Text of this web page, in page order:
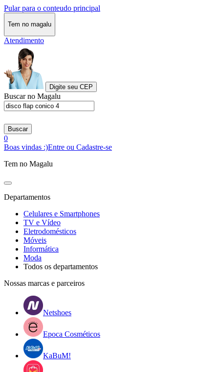
Pular para o conteudo principal
Tem no magalu
Atendimento
Digite seu CEP
Buscar no Magalu
Buscar
0
Boas vindas :)Entre ou Cadastre-se
Tem no Magalu
Departamentos
Celulares e Smartphones
TV e Vídeo
Eletrodomésticos
Móveis
Informática
Moda
Todos os departamentos
Nossas marcas e parceiros
Netshoes
Epoca Cosméticos
KaBuM!